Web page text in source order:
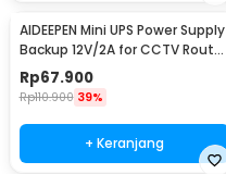
AIDEEPEN Mini UPS Power Supply
Backup 12V/2A for CCTV Router
Alarm - NLX124GT
Rp67.900
Rp110.900 39%
+ Keranjang